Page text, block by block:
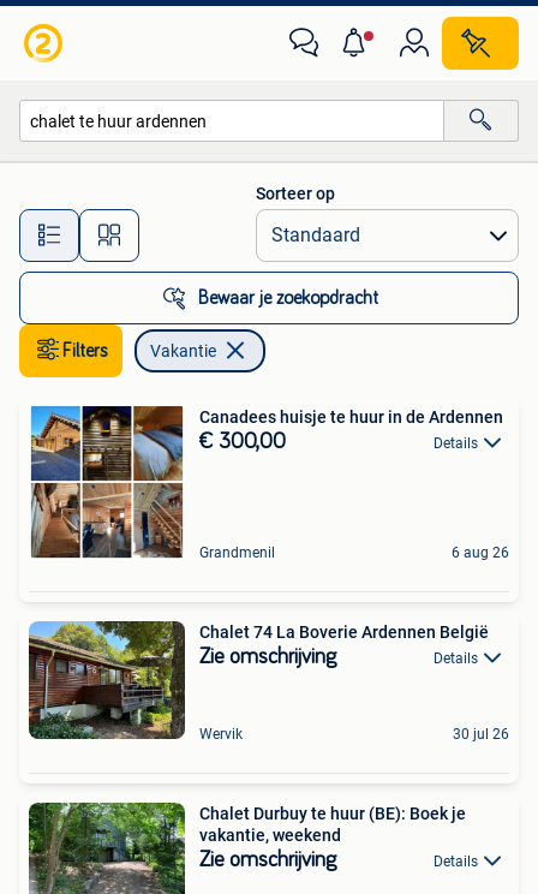
Alle afstanden…
Sorteer op
Bewaar je zoekopdracht
Filters Vakantie
Canadees huisje te huur in de Ardennen
€ 300,00 Details
Grandmenil 6 aug 26
Chalet 74 La Boverie Ardennen België
Zie omschrijving Details
Wervik 30 jul 26
Chalet Durbuy te huur (BE): Boek je
vakantie, weekend
Zie omschrijving Details